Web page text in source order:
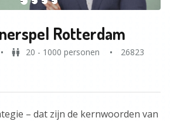
Rotterdam
20 - 1000 personen 26823
– dat zijn de kernwoorden van